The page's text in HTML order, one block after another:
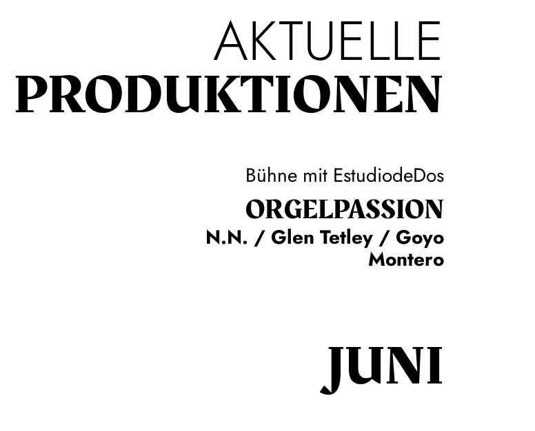
AKTUELLE
PRODUKTIONEN
Bühne mit EstudiodeDos
ORGEL­PASSION
N.N. / Glen Tetley / Goyo
Montero
JUNI